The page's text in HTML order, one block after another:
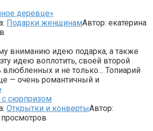
деревце»
Подарки женщинамАвтор: екатерина
вниманию идею подарка, а также
идею воплотить, своей второй
влюбленных и не только… Топиарий
— очень романтичный и
с сюрпризом
Открытки и конвертыАвтор: